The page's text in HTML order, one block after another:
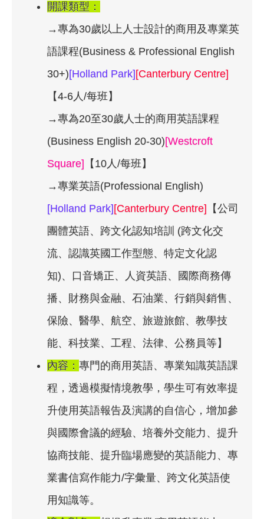
開課類型：
→專為30歲以上人士設計的商用及專業英
語課程(Business & Professional English
30+)[Holland Park] [Canterbury Centre]
【4-6人/每班】
→專為20至30歲人士的商用英語課程
(Business English 20-30)[Westcroft
Square]
【10人/每班】
→專業英語(Professional English)
[Holland Park] [Canterbury Centre]
【公司
團體英語、跨文化認知培訓 (跨文化交
流、認識英國工作型態、特定文化認
知)、口音矯正、人資英語、國際商務傳
播、財務與金融、石油業、行銷與銷售、
保險、醫學、航空、旅遊旅館、教學技
能、科技業、工程、法律、公務員等】
內容：專門的商用英語、專業知識英語課
程，透過模擬情境教學，學生可有效率提
升使用英語報告及演講的自信心，增加參
與國際會議的經驗、培養外交能力、提升
協商技能、提升臨場應變的英語能力、專
業書信寫作能力/字彙量、跨文化英語使
用知識等。